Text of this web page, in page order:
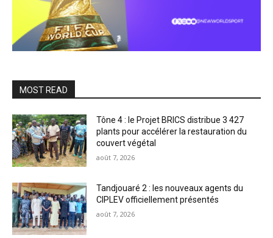
MOST READ
Tône 4 : le Projet BRICS distribue 3 427
plants pour accélérer la restauration du
couvert végétal
août 7, 2026
Tandjouaré 2 : les nouveaux agents du
CIPLEV officiellement présentés
août 7, 2026